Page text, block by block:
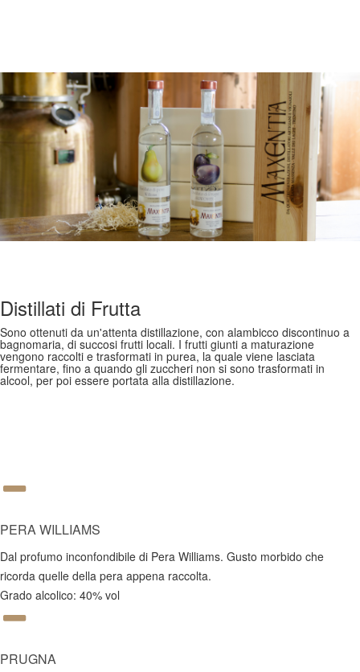
Distillati di Frutta
Sono ottenuti da un'attenta distillazione, con alambicco discontinuo a
bagnomaria, di succosi frutti locali. I frutti giunti a maturazione
vengono raccolti e trasformati in purea, la quale viene lasciata
fermentare, fino a quando gli zuccheri non si sono trasformati in
alcool, per poi essere portata alla distillazione.
PERA WILLIAMS
Dal profumo inconfondibile di Pera Williams. Gusto morbido che
ricorda quelle della pera appena raccolta.
Grado alcolico: 40% vol
PRUGNA